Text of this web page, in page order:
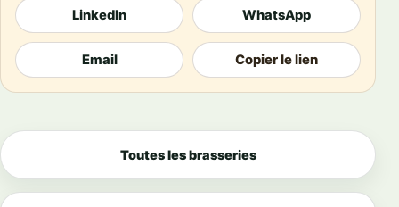
LinkedIn WhatsApp
Email Copier le lien
Toutes les brasseries